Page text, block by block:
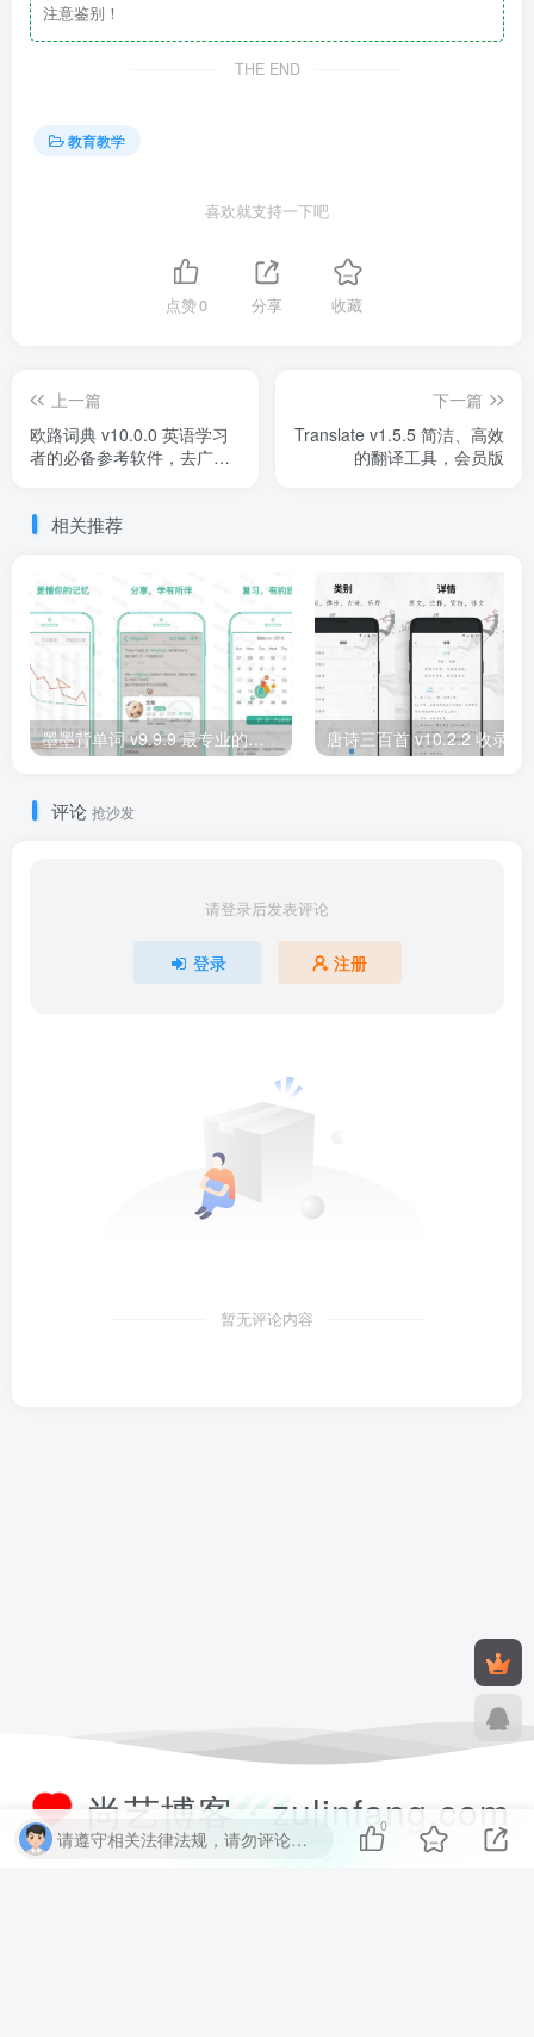
注意鉴别！
THE END
教育教学
喜欢就支持一下吧
点赞0 分享 收藏
上一篇
欧路词典 v10.0.0 英语学习
者的必备参考软件，去广告
下一篇
Translate v1.5.5 简洁、高效
的翻译工具，会员版
相关推荐
墨墨背单词 v9.9.9 最专业的英语单词记忆软件，解锁无限记忆，去广告纯净版
评论 抢沙发
请登录后发表评论
登录 注册
暂无评论内容
尚艺博客・zulinfang.com
请遵守相关法律法规，请勿评论纯表情、纯数字、纯英文、乱码文字等无用信息，否则关7 天小黑屋！
0